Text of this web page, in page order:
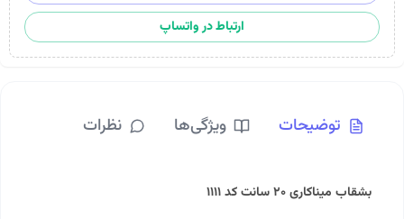
ارتباط در واتساپ
توضیحات ویژگی‌ها نظرات
بشقاب میناکاری ۲۰ سانت کد ۱۱۱۱